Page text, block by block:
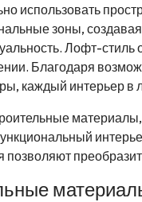
использовать
зоны,
Лофт-стиль
Благодаря
каждый интерьер в
позволяют